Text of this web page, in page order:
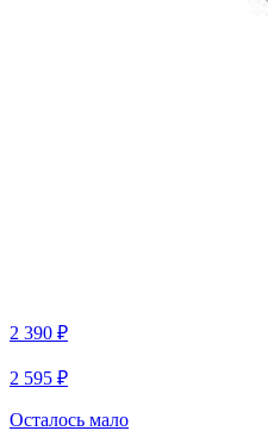
2 390 ₽
2 595 ₽
Осталось мало